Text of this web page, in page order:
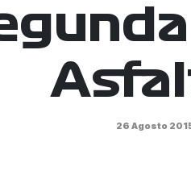
26 Agosto